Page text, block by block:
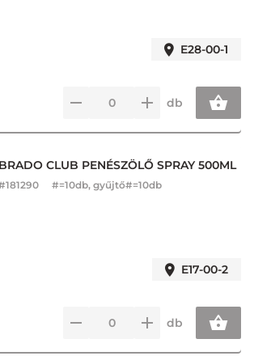
E28-00-1
db
BRADO CLUB PENÉSZÖLŐ SPRAY 500ML
181290 #=10db, gyűjtő#=10db
E17-00-2
db